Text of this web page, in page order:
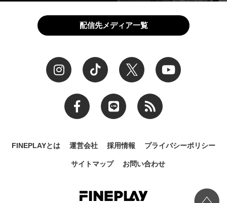
配信先メディア一覧
FINEPLAYとは 運営会社 採用情報 プライバシーポリシー
サイトマップ お問い合わせ